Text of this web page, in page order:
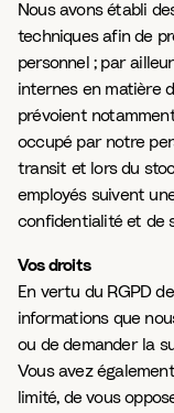
Nous avons établi
techniques afin de
personnel ; par
internes en matière
prévoient
occupé par notre
transit et lors du
employés suivent
confidentialité et de
Vos droits
En vertu du RGPD
informations que
ou de demander la
Vous avez
limité, de vous